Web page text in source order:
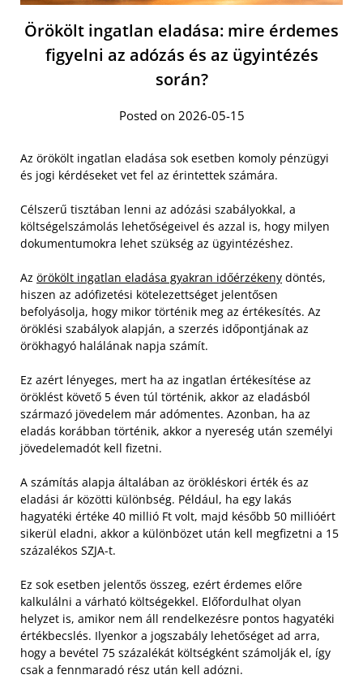
Örökölt ingatlan eladása: mire érdemes
figyelni az adózás és az ügyintézés
során?
Posted on 2026-05-15
Az örökölt ingatlan eladása sok esetben komoly pénzügyi
és jogi kérdéseket vet fel az érintettek számára.
Célszerű tisztában lenni az adózási szabályokkal, a
költségelszámolás lehetőségeivel és azzal is, hogy milyen
dokumentumokra lehet szükség az ügyintézéshez.
Az örökölt ingatlan eladása gyakran időérzékeny döntés,
hiszen az adófizetési kötelezettséget jelentősen
befolyásolja, hogy mikor történik meg az értékesítés. Az
öröklési szabályok alapján, a szerzés időpontjának az
örökhagyó halálának napja számít.
Ez azért lényeges, mert ha az ingatlan értékesítése az
öröklést követő 5 éven túl történik, akkor az eladásból
származó jövedelem már adómentes. Azonban, ha az
eladás korábban történik, akkor a nyereség után személyi
jövedelemadót kell fizetni.
A számítás alapja általában az örökléskori érték és az
eladási ár közötti különbség. Például, ha egy lakás
hagyatéki értéke 40 millió Ft volt, majd később 50 millióért
sikerül eladni, akkor a különbözet után kell megfizetni a 15
százalékos SZJA-t.
Ez sok esetben jelentős összeg, ezért érdemes előre
kalkulálni a várható költségekkel. Előfordulhat olyan
helyzet is, amikor nem áll rendelkezésre pontos hagyatéki
értékbecslés. Ilyenkor a jogszabály lehetőséget ad arra,
hogy a bevétel 75 százalékát költségként számolják el, így
csak a fennmaradó rész után kell adózni.